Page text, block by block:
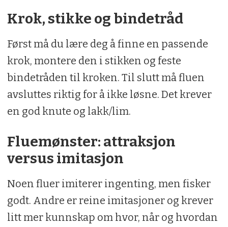
Krok, stikke og bindetråd
Først må du lære deg å finne en passende
krok, montere den i stikken og feste
bindetråden til kroken. Til slutt må fluen
avsluttes riktig for å ikke løsne. Det krever
en god knute og lakk/lim.
Fluemønster: attraksjon
versus imitasjon
Noen fluer imiterer ingenting, men fisker
godt. Andre er reine imitasjoner og krever
litt mer kunnskap om hvor, når og hvordan